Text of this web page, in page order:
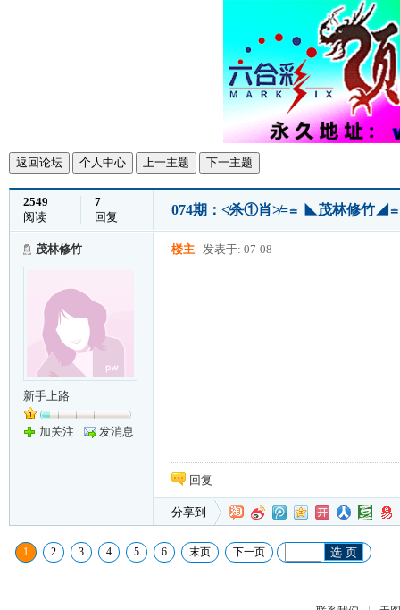
返回论坛 个人中心 上一主题 下一主题
2549
阅读
7
回复
074期：≮杀①肖≯=≌ ◣茂林修竹
茂林修竹
新手上路
加关注 发消息
楼主 发表于: 07-08
回复
分享到
1 2 3 4 5 6 末页 下一页 选 页